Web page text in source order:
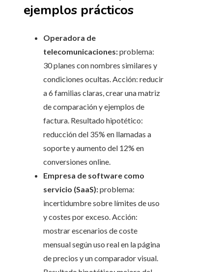
ejemplos prácticos
Operadora de
telecomunicaciones:problema:
30 planes con nombres similares y
condiciones ocultas. Acción: reducir
a 6 familias claras, crear una matriz
de comparación y ejemplos de
factura. Resultado hipotético:
reducción del 35% en llamadas a
soporte y aumento del 12% en
conversiones online.
Empresa de software como
servicio (SaaS):problema:
incertidumbre sobre límites de uso
y costes por exceso. Acción:
mostrar escenarios de coste
mensual según uso real en la página
de precios y un comparador visual.